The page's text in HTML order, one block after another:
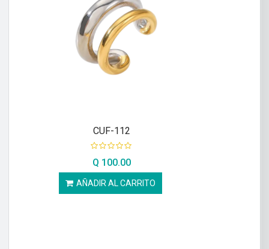
CUF-112
Q 100.00
AÑADIR AL CARRITO